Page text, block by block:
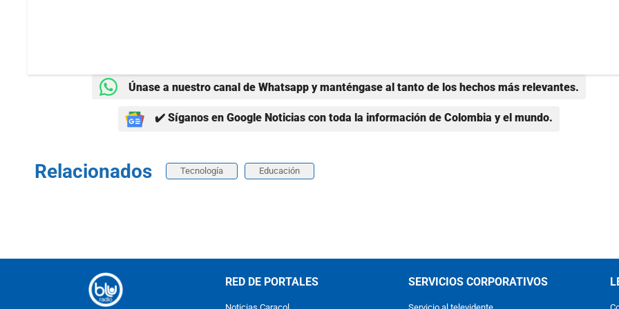
Únase a nuestro canal de Whatsapp y manténgase al tanto de los hechos más relevantes.
✔️ Síganos en Google Noticias con toda la información de Colombia y el mundo.
Relacionados Tecnología Educación
RED DE PORTALES SERVICIOS CORPORATIVOS